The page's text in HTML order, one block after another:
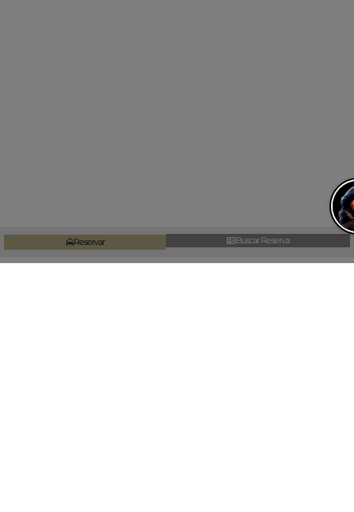
Reservar Buscar Reserva